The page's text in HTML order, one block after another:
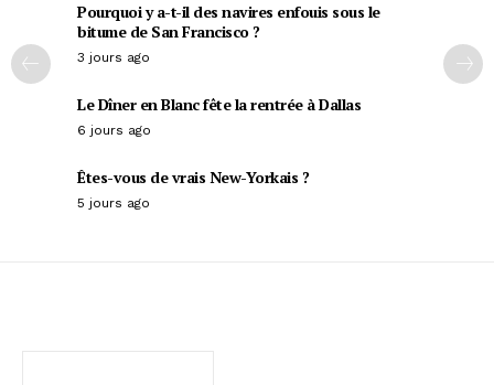
Pourquoi y a-t-il des navires enfouis sous le
bitume de San Francisco ?
3 jours ago
Le Dîner en Blanc fête la rentrée à Dallas
6 jours ago
Êtes-vous de vrais New-Yorkais ?
5 jours ago